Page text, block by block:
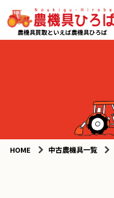
農機具買取といえば農機具ひろば
HOME 中古農機具一覧